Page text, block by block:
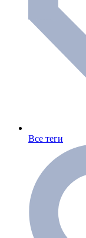
Все теги